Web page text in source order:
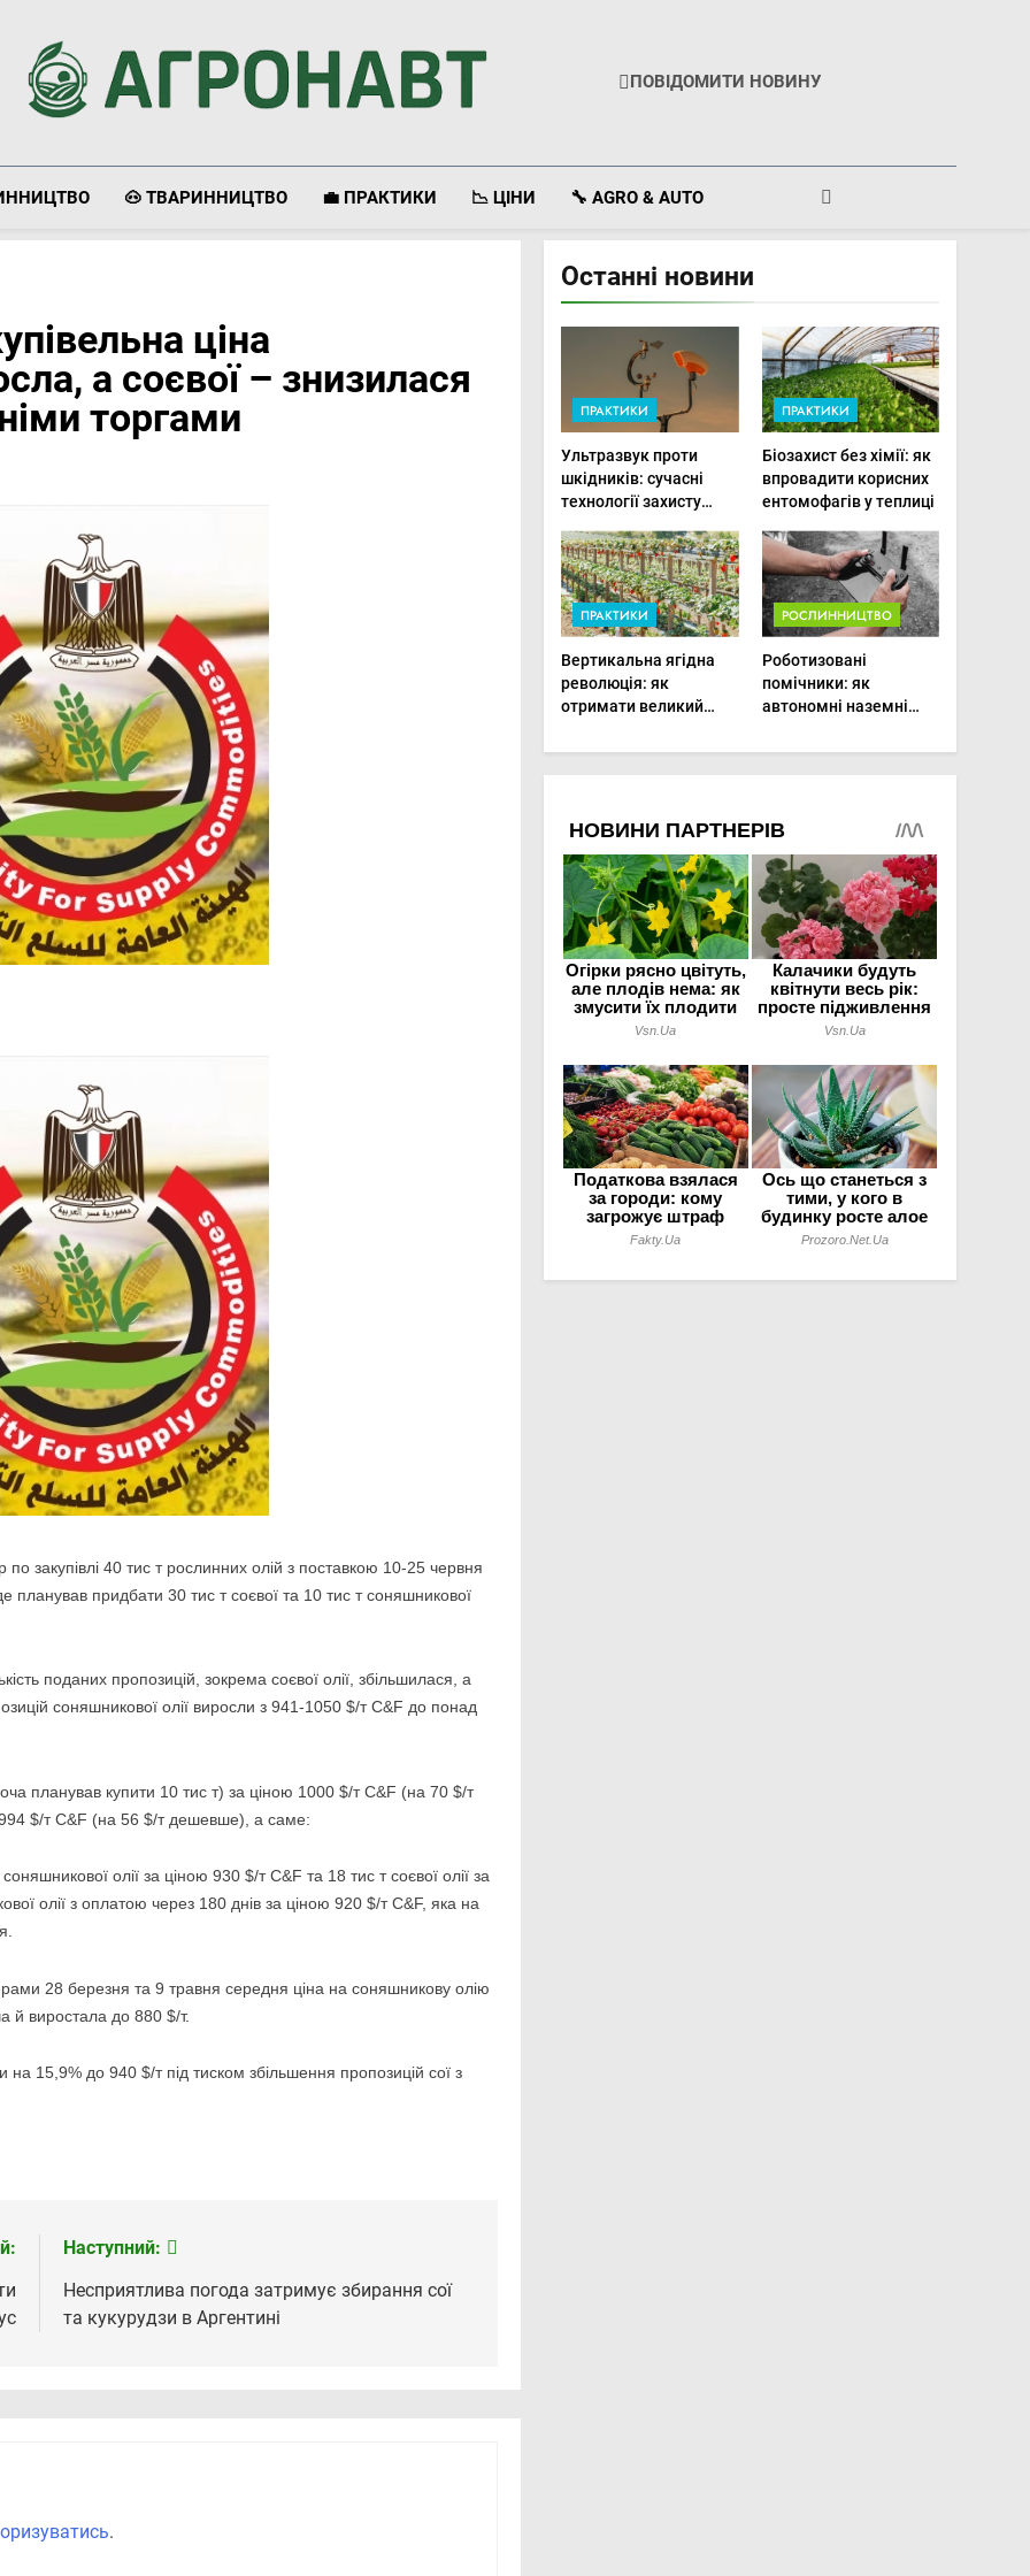
Агронавт
ПОВІДОМИТИ НОВИНУ
🐽 ТВАРИННИЦТВО 💼 ПРАКТИКИ 📉 ЦІНИ 🔧 AGRO & AUTO
ціна
а соєвої – знизилася
торгами
закупівлі 40 тис т рослинних олій з поставкою 10-25 червня
придбати 30 тис т соєвої та 10 тис т соняшникової
поданих пропозицій, зокрема соєвої олії, збільшилася, а
соняшникової олії виросли з 941-1050 $/т C&F до понад
планував купити 10 тис т) за ціною 1000 $/т C&F (на 70 $/т
994 $/т C&F (на 56 $/т дешевше), а саме:
олії за ціною 930 $/т C&F та 18 тис т соєвої олії за
олії з оплатою через 180 днів за ціною 920 $/т C&F, яка на
28 березня та 9 травня середня ціна на соняшникову олію
й виростала до 880 $/т.
15,9% до 940 $/т під тиском збільшення пропозицій сої з
Наступний:
Несприятлива погода затримує збирання сої
та кукурудзи в Аргентині
.
Останні новини
ПРАКТИКИ
Ультразвук проти
шкідників: сучасні
технології захисту
господарствах
ПРАКТИКИ
Біозахист без хімії: як
впровадити корисних
ентомофагів у теплиці
ПРАКТИКИ
Вертикальна ягідна
революція: як
отримати великий
мінімальній площі
РОСЛИННИЦТВО
Роботизовані
помічники: як
автономні наземні
догляд за органічними
овочами